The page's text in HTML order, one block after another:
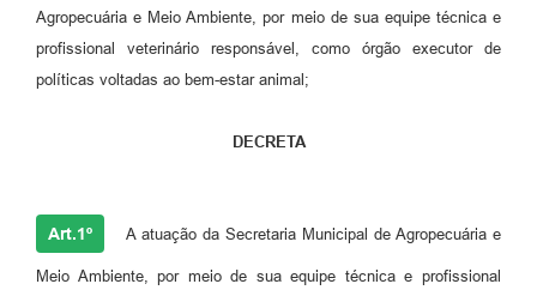
Serviços Online
Telefones Úteis
SIC
Agropecuária e Meio Ambiente, por meio de sua equipe técnica e
profissional veterinário responsável, como órgão executor de
políticas voltadas ao bem-estar animal;
DECRETA
Art.1º A atuação da Secretaria Municipal de Agropecuária e
Meio Ambiente, por meio de sua equipe técnica e profissional